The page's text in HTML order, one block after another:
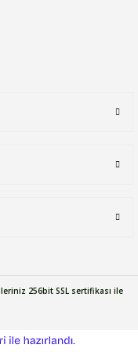
256bit SSL sertifikası ile
e-